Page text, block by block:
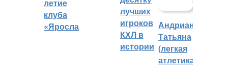
летие
клуба
«Ярославич»
лучших
игроков
КХЛ в
истории
Андрианова
Татьяна
(легкая
атлетика)